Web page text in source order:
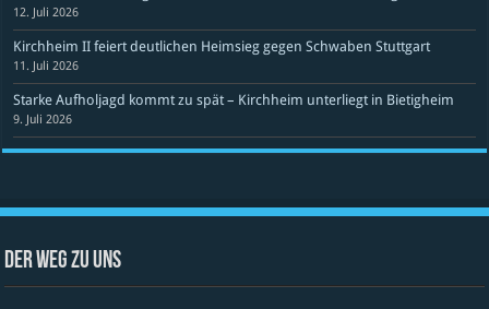
12. Juli 2026
Kirchheim II feiert deutlichen Heimsieg gegen Schwaben Stuttgart
11. Juli 2026
Starke Aufholjagd kommt zu spät – Kirchheim unterliegt in Bietigheim
9. Juli 2026
Der Weg zu uns